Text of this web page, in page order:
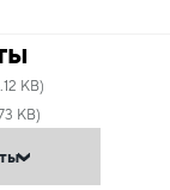
KB)
KB)